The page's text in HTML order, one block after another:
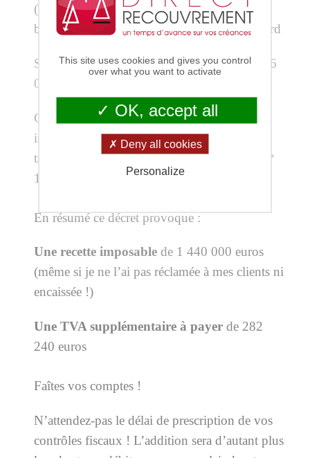
(en moyenne 30% des factures sont payées à
bonne date) soit EX : 36 000 factures en retard
Soit une recette que je devrais percevoir de 36
000 * 40 euros = 1 440 000 euros
Cette recette supporte la TVA (c’est une
indemnité forfaitaire, comme le serait un
transport ou un emballage !) soit 1 440 000 *
19.60% = 282 240 euros
En résumé ce décret provoque :
Une recette imposable de 1 440 000 euros
(même si je ne l’ai pas réclamée à mes clients ni
encaissée !)
Une TVA supplémentaire à payer de 282
240 euros
Faîtes vos comptes !
N’attendez-pas le délai de prescription de vos
contrôles fiscaux ! L’addition sera d’autant plus
This site uses cookies and gives you control
over what you want to activate
OK, accept all
Deny all cookies
Personalize